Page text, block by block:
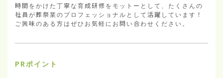
時間をかけた丁寧な育成研修をモットーとして、たくさんの
社員が葬祭業のプロフェッショナルとして活躍しています！
ご興味のある方はぜひお気軽にお問い合わせください。
PRポイント